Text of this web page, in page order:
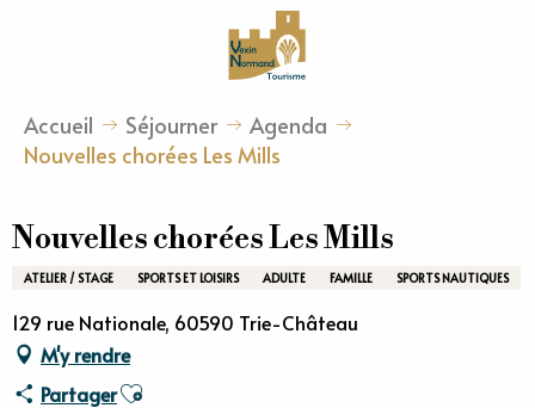
Accueil Séjourner
Agenda
Nouvelles chorées Les Mills
Nouvelles chorées Les Mills
ATELIER / STAGE SPORTS ET LOISIRS ADULTE FAMILLE SPORTS NAUTIQUES
129 rue Nationale, 60590 Trie-Château
M'y rendre
PartagerAjouter aux favoris